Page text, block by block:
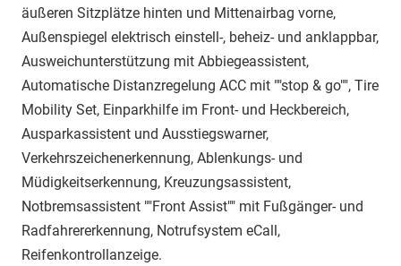
äußeren Sitzplätze hinten und Mittenairbag vorne,
Außenspiegel elektrisch einstell-, beheiz- und anklappbar,
Ausweichunterstützung mit Abbiegeassistent,
Automatische Distanzregelung ACC mit ""stop & go"", Tire
Mobility Set, Einparkhilfe im Front- und Heckbereich,
Ausparkassistent und Ausstiegswarner,
Verkehrszeichenerkennung, Ablenkungs- und
Müdigkeitserkennung, Kreuzungsassistent,
Notbremsassistent ""Front Assist"" mit Fußgänger- und
Radfahrererkennung, Notrufsystem eCall,
Reifenkontrollanzeige.